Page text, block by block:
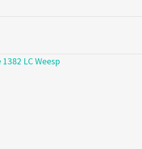
LC Weesp